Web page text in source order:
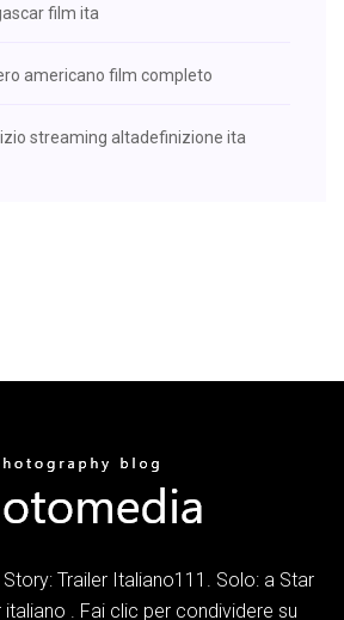
film ita
americano film completo
streaming altadefinizione ita
Trailer Italiano111. Solo: a Star
. Fai clic per condividere su